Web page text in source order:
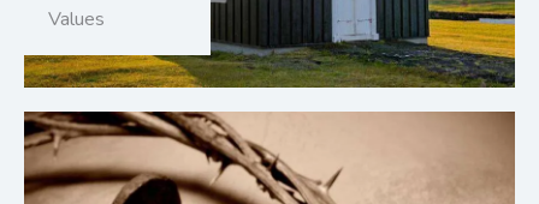
Values